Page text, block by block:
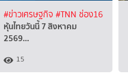
#ข่าวเศรษฐกิจ #TNN ช่อง16
หุ้นไทยวันนี้ 7 สิงหาคม
2569…
15